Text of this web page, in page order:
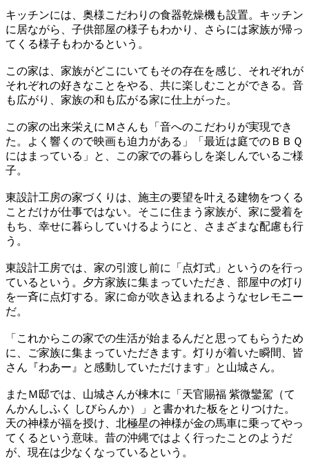
キッチンには、奥様こだわりの食器乾燥機も設置。キッチン
に居ながら、子供部屋の様子もわかり、さらには家族が帰っ
てくる様子もわかるという。
この家は、家族がどこにいてもその存在を感じ、それぞれが
それぞれの好きなことをやる、共に楽しむことができる。音
も広がり、家族の和も広がる家に仕上がった。
この家の出来栄えにＭさんも「音へのこだわりが実現でき
た。よく響くので映画も迫力がある」「最近は庭でのＢＢＱ
にはまっている」と、この家での暮らしを楽しんでいるご様
子。
東設計工房の家づくりは、施主の要望を叶える建物をつくる
ことだけが仕事ではない。そこに住まう家族が、家に愛着を
もち、幸せに暮らしていけるようにと、さまざまな配慮も行
う。
東設計工房では、家の引渡し前に「点灯式」というのを行っ
ているという。夕方家族に集まっていただき、部屋中の灯り
を一斉に点灯する。家に命が吹き込まれるようなセレモニー
だ。
「これからこの家での生活が始まるんだと思ってもらうため
に、ご家族に集まっていただきます。灯りが着いた瞬間、皆
さん『わあー』と感動していただけます」と山城さん。
またＭ邸では、山城さんが棟木に「天官賜福 紫微鑾駕（て
んかんしふく しびらんか）」と書かれた板をとりつけた。
天の神様が福を授け、北極星の神様が金の馬車に乗ってやっ
てくるという意味。昔の沖縄ではよく行ったことのようだ
が、現在は少なくなっているという。